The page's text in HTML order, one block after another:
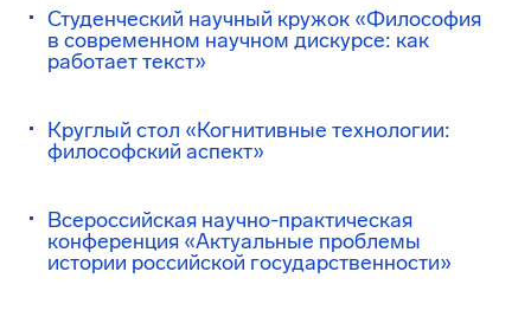
Студенческий научный кружок «Философия
в современном научном дискурсе: как
работает текст»
Круглый стол «Когнитивные технологии:
философский аспект»
Всероссийская научно-практическая
конференция «Актуальные проблемы
истории российской государственности»